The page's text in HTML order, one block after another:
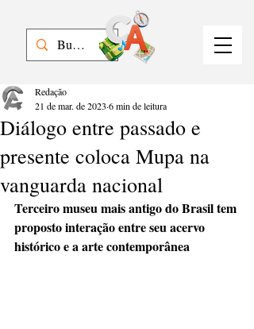
Diálogo entre passado e
presente coloca Mupa na
vanguarda nacional
Redação
21 de mar. de 2023 6 min de leitura
Terceiro museu mais antigo do Brasil tem
proposto interação entre seu acervo
histórico e a arte contemporânea